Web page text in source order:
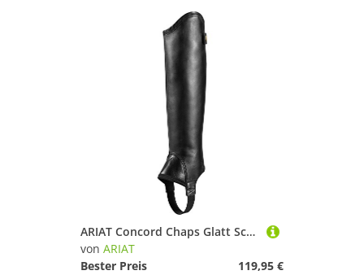
ARIAT Concord Chaps Glatt Schwarz Chap Size - S
von ARIAT
Bester Preis
119,95 €